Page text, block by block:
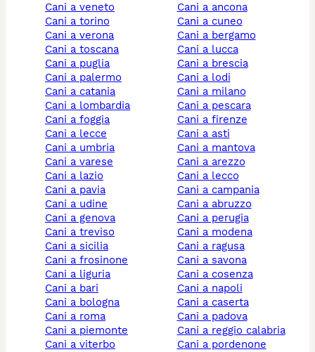
cani a veneto
cani a torino
cani a verona
cani a toscana
cani a puglia
cani a palermo
cani a catania
cani a lombardia
cani a foggia
cani a lecce
cani a umbria
cani a varese
cani a lazio
cani a pavia
cani a udine
cani a genova
cani a treviso
cani a sicilia
cani a frosinone
cani a liguria
cani a bari
cani a bologna
cani a roma
cani a piemonte
cani a viterbo
cani a ancona
cani a cuneo
cani a bergamo
cani a lucca
cani a brescia
cani a lodi
cani a milano
cani a pescara
cani a firenze
cani a asti
cani a mantova
cani a arezzo
cani a lecco
cani a campania
cani a abruzzo
cani a perugia
cani a modena
cani a ragusa
cani a savona
cani a cosenza
cani a napoli
cani a caserta
cani a padova
cani a reggio calabria
cani a pordenone